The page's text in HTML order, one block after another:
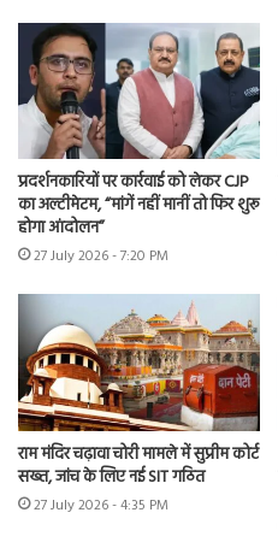
प्रदर्शनकारियों पर कार्रवाई को लेकर CJP
का अल्टीमेटम, “मांगें नहीं मानीं तो फिर शुरू
होगा आंदोलन”
27 July 2026 - 7:20 PM
राम मंदिर चढ़ावा चोरी मामले में सुप्रीम कोर्ट
सख्त, जांच के लिए नई SIT गठित
27 July 2026 - 4:35 PM